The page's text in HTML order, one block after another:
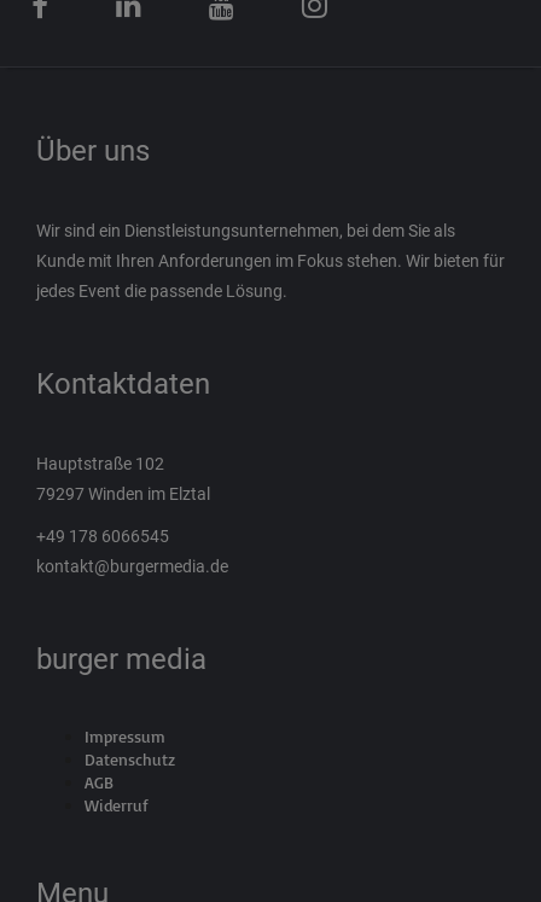
Über uns
Wir sind ein Dienstleistungsunternehmen, bei dem Sie als
Kunde mit Ihren Anforderungen im Fokus stehen. Wir bieten für
jedes Event die passende Lösung.
Kontaktdaten
Hauptstraße 102
79297 Winden im Elztal
+49 178 6066545
kontakt@burgermedia.de
burger media
Impressum
Datenschutz
AGB
Widerruf
Menu